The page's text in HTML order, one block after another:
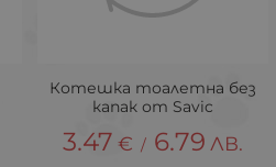
Котешка тоалетна без
капак от Savic
3.47 € / 6.79 ЛВ.